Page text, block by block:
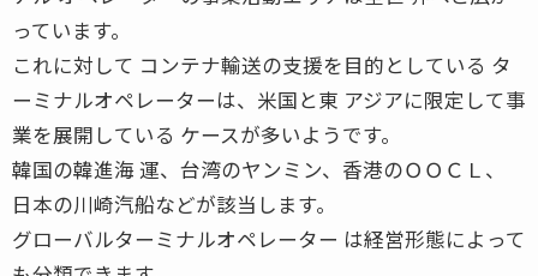
っています。
これに対して コンテナ輸送の支援を目的としている タ
ーミナルオペレーターは、米国と東 アジアに限定して事
業を展開している ケースが多いようです。
韓国の韓進海 運、台湾のヤンミン、香港のＯＯＣＬ、
日本の川崎汽船などが該当します。
グローバルターミナルオペレーター は経営形態によって